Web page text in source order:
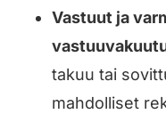
Vastuut ja
takuu tai
mahdolliset